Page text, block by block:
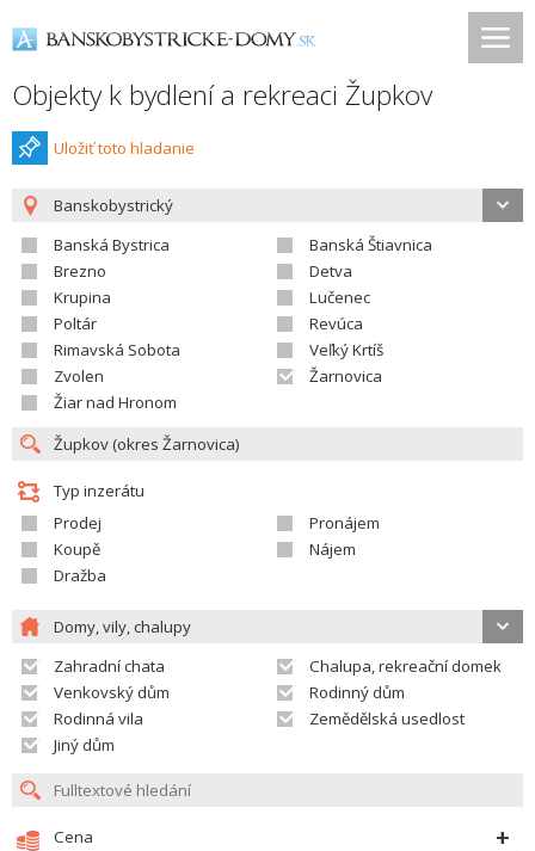
Objekty k bydlení a rekreaci Župkov
Uložiť toto hladanie
Banskobystrický
Banská Bystrica
Banská Štiavnica
Brezno
Detva
Krupina
Lučenec
Poltár
Revúca
Rimavská Sobota
Veľký Krtíš
Zvolen
Žarnovica
Žiar nad Hronom
Typ inzerátu
Prodej
Pronájem
Koupě
Nájem
Dražba
Domy, vily, chalupy
Zahradní chata
Chalupa, rekreační domek
Venkovský dům
Rodinný dům
Rodinná vila
Zemědělská usedlost
Jiný dům
Cena